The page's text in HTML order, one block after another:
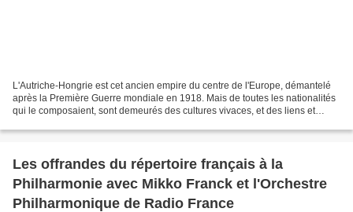
L'Autriche-Hongrie est cet ancien empire du centre de l'Europe, démantelé
après la Première Guerre mondiale en 1918. Mais de toutes les nationalités
qui le composaient, sont demeurés des cultures vivaces, et des liens et
Les offrandes du répertoire français à la
Philharmonie avec Mikko Franck et l'Orchestre
Philharmonique de Radio France